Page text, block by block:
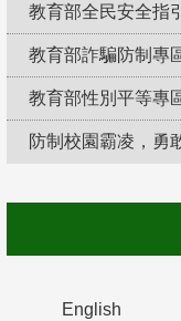
教育部全民安全指
教育部詐騙防制專
教育部性別平等專
防制校園霸凌，勇
English